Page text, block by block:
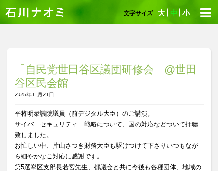
文字サイズ 大 中 小
「自民党世田谷区議団研修会」@世田
谷区民会館
2025年11月21日
平将明衆議院議員（前デジタル大臣）のご講演。
サイバーセキュリティー戦略について、国の対応などついて拝聴
致しました。
お忙しい中、片山さつき財務大臣も駆けつけて下さりいつもなが
ら細やかなご対応に感謝です。
第5選挙区支部長若宮先生、都議会と共に今後も各種団体、地域の